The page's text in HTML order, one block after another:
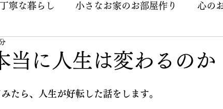
丁寧な暮らし 小さなお家のお部屋作り 心の
無題のカテゴリー
当に人生は変わるのか
たら、人生が好転した話をします。